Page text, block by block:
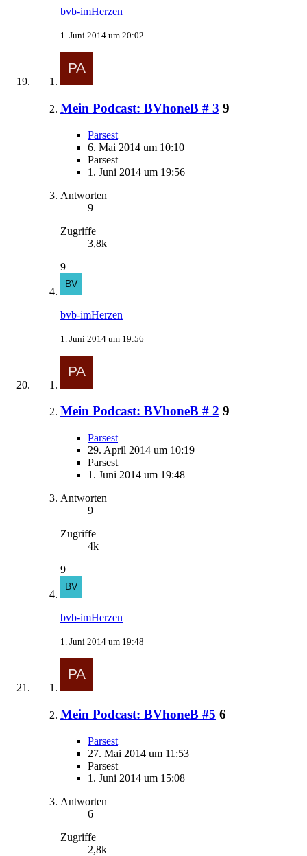
bvb-imHerzen
1. Juni 2014 um 20:02
Mein Podcast: BVhoneB # 3 9
Parsest
6. Mai 2014 um 10:10
Parsest
1. Juni 2014 um 19:56
Antworten
9
Zugriffe
3,8k
9
bvb-imHerzen
1. Juni 2014 um 19:56
Mein Podcast: BVhoneB # 2 9
Parsest
29. April 2014 um 10:19
Parsest
1. Juni 2014 um 19:48
Antworten
9
Zugriffe
4k
9
bvb-imHerzen
1. Juni 2014 um 19:48
Mein Podcast: BVhoneB #5 6
Parsest
27. Mai 2014 um 11:53
Parsest
1. Juni 2014 um 15:08
Antworten
6
Zugriffe
2,8k